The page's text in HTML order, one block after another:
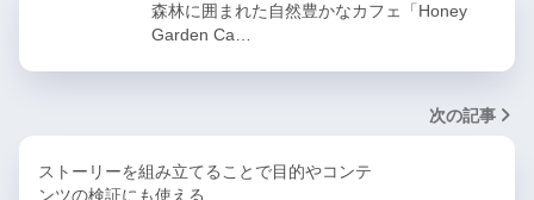
森林に囲まれた自然豊かなカフェ「Honey
Garden Ca…
次の記事
ストーリーを組み立てることで目的やコンテ
ンツの検証にも使える